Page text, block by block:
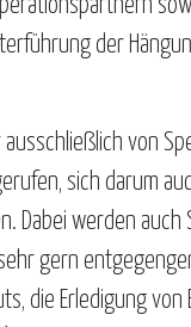
der
ausschließlich von
sich darum
Dabei werden auch
gern
die Erledigung